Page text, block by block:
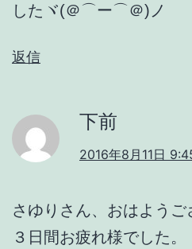
したヾ(＠⌒ー⌒＠)ノ
返信
下前
2016年8月11日
さゆりさん、おはようご
３日間お疲れ様でした。